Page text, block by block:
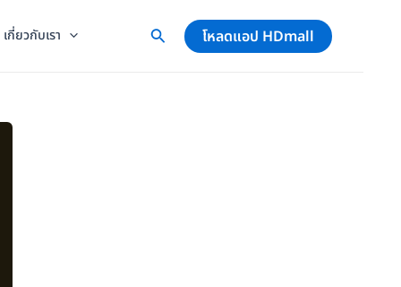
เกี่ยวกับเรา โหลดแอป HDmall